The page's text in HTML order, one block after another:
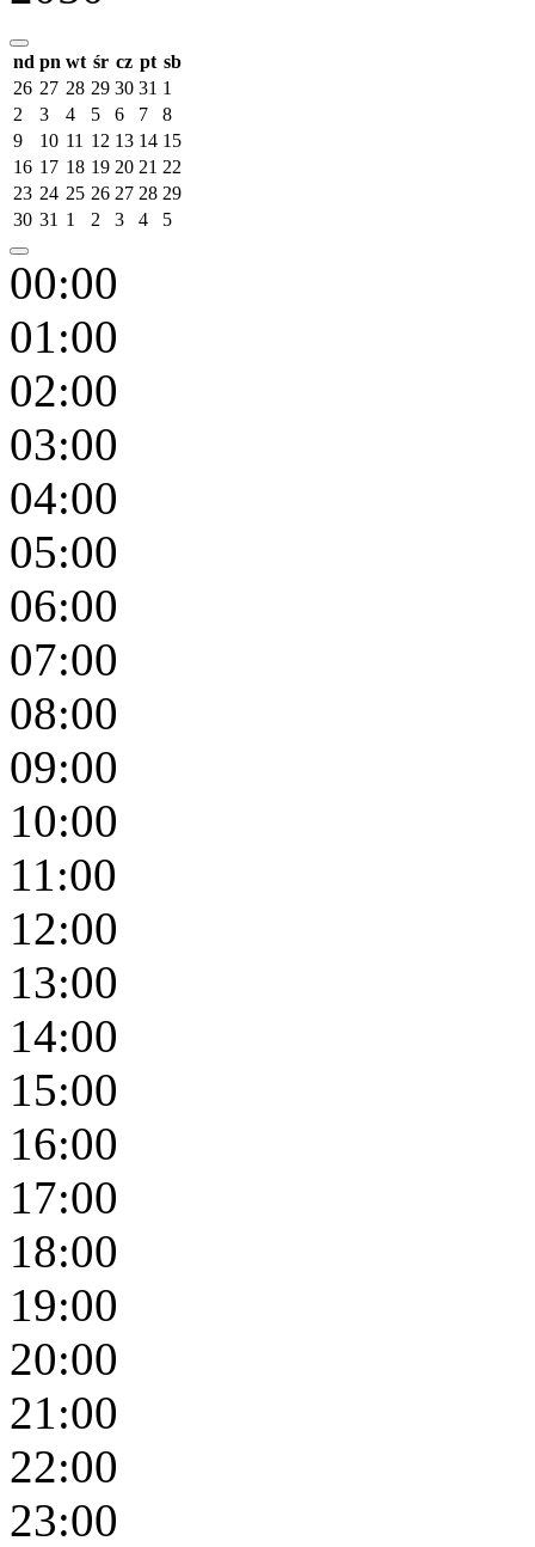
nd pn wt śr cz pt sb
26 27 28 29 30 31 1
2
3 4 5 6 7
8
9
10 11 12 13 14 15
16 17 18 19 20 21 22
23 24 25 26 27 28 29
30 31 1 2 3 4 5
00:00
01:00
02:00
03:00
04:00
05:00
06:00
07:00
08:00
09:00
10:00
11:00
12:00
13:00
14:00
15:00
16:00
17:00
18:00
19:00
20:00
21:00
22:00
23:00